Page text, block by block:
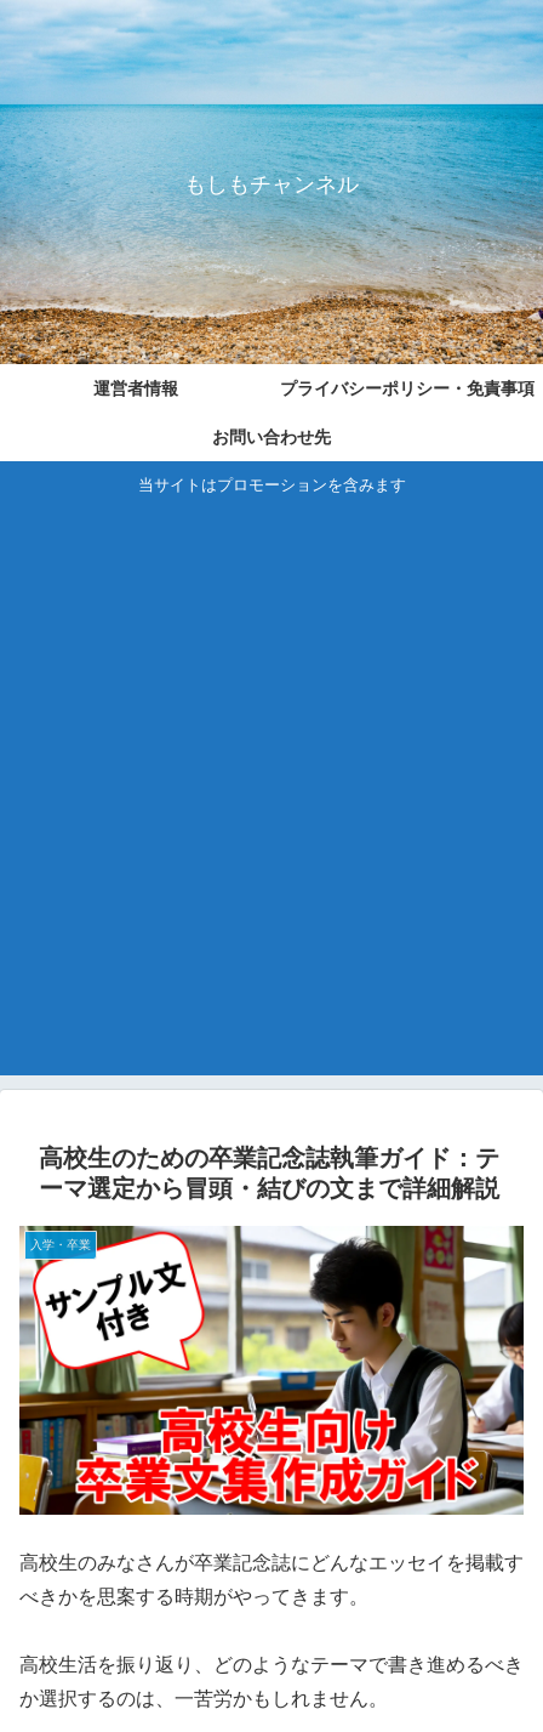
もしもチャンネル
運営者情報 プライバシーポリシー・免責事項
お問い合わせ先
当サイトはプロモーションを含みます
高校生のための卒業記念誌執筆ガイド：テ
ーマ選定から冒頭・結びの文まで詳細解説
入学・卒業
高校生のみなさんが卒業記念誌にどんなエッセイを掲載す
べきかを思案する時期がやってきます。
高校生活を振り返り、どのようなテーマで書き進めるべき
か選択するのは、一苦労かもしれません。